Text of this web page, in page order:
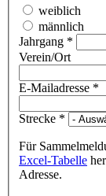
weiblich
männlich
Jahrgang *
Verein/Ort
E-Mailadresse *
Strecke *
Für
Excel-Tabelle
Adresse.